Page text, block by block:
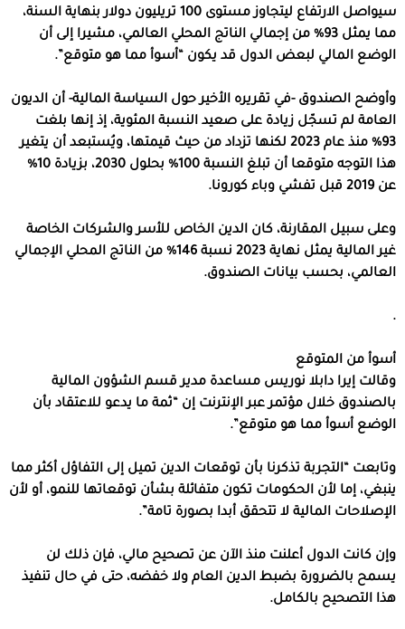
سيواصل الارتفاع ليتجاوز مستوى 100 تريليون دولار بنهاية السنة،
مما يمثل 93% من إجمالي الناتج المحلي العالمي، مشيرا إلى أن
الوضع المالي لبعض الدول قد يكون “أسوأ مما هو متوقع”.
وأوضح الصندوق -في تقريره الأخير حول السياسة المالية- أن الديون
العامة لم تسجّل زيادة على صعيد النسبة المئوية، إذ إنها بلغت
93% منذ عام 2023 لكنها تزداد من حيث قيمتها، ويُستبعد أن يتغير
هذا التوجه متوقعا أن تبلغ النسبة 100% بحلول 2030، بزيادة 10%
عن 2019 قبل تفشي وباء كورونا.
وعلى سبيل المقارنة، كان الدين الخاص للأسر والشركات الخاصة
غير المالية يمثل نهاية 2023 نسبة 146% من الناتج المحلي الإجمالي
العالمي، بحسب بيانات الصندوق.
.
أسوأ من المتوقع
وقالت إيرا دابلا نوريس مساعدة مدير قسم الشؤون المالية
بالصندوق خلال مؤتمر عبر الإنترنت إن “ثمة ما يدعو للاعتقاد بأن
الوضع أسوأ مما هو متوقع”.
وتابعت “التجربة تذكرنا بأن توقعات الدين تميل إلى التفاؤل أكثر مما
ينبغي، إما لأن الحكومات تكون متفائلة بشأن توقعاتها للنمو، أو لأن
الإصلاحات المالية لا تتحقق أبدا بصورة تامة”.
وإن كانت الدول أعلنت منذ الآن عن تصحيح مالي، فإن ذلك لن
يسمح بالضرورة بضبط الدين العام ولا خفضه، حتى في حال تنفيذ
هذا التصحيح بالكامل.